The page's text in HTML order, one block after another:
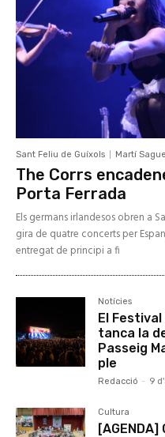
Sant Feliu de Guíxols Martí
The Corrs
Porta Ferrada
Els germans irlandesos obren a
gira de quatre concerts per
entregat de principi a fi
Notícies
El Festival
tanca la
Passeig
ple
Redacció - 9
Cultura